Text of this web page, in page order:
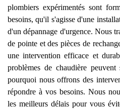
plombiers expérimentés sont
besoins, qu'il s'agisse d'une
d'un dépannage d'urgence. Nous
de pointe et des pièces de
une intervention efficace et
problèmes de chaudière
pourquoi nous offrons des
répondre à vos besoins. Nous
les meilleurs délais pour vous